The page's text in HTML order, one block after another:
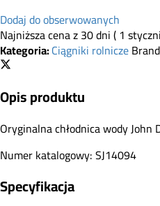
Dodaj do obserwowanych
Najniższa cena z 30 dni (1
Kategoria:Ciągniki rolnicze
Opis produktu
Oryginalna chłodnica wody John
Numer katalogowy: SJ14094
Specyfikacja